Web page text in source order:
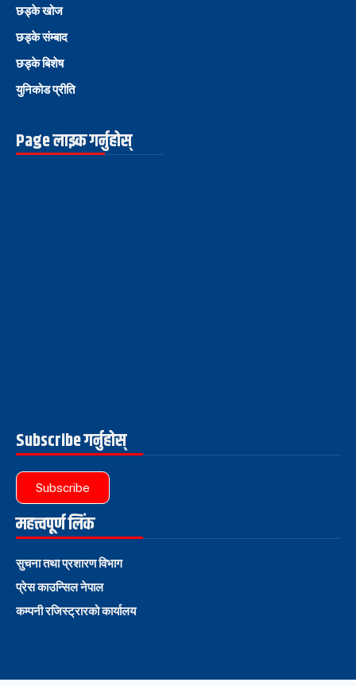
छड्के खोज
छड्के संम्बाद
छड्के बिशेष
युनिकोड प्रीति
Page लाइक गर्नुहोस्
Subscribe गर्नुहोस्
Subscribe
महत्त्वपूर्ण लिंक
सुचना तथा प्रशारण विभाग
प्रेस काउन्सिल नेपाल
कम्पनी रजिस्ट्रारको कार्यालय